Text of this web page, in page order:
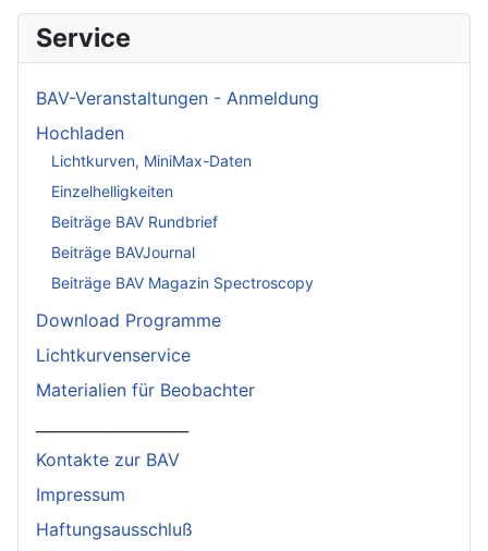
Service
BAV-Veranstaltungen - Anmeldung
Hochladen
Lichtkurven, MiniMax-Daten
Einzelhelligkeiten
Beiträge BAV Rundbrief
Beiträge BAVJournal
Beiträge BAV Magazin Spectroscopy
Download Programme
Lichtkurvenservice
Materialien für Beobachter
Kontakte zur BAV
Impressum
Haftungsausschluß